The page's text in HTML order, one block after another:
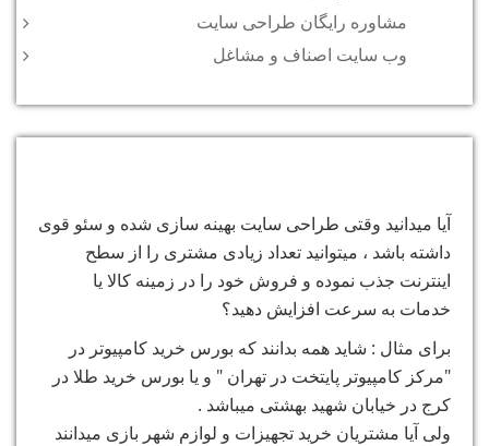
مشاوره رایگان طراحی سایت
وب سایت اصناف و مشاغل
آیا میدانید وقتی طراحی سایت بهینه سازی شده و سئو قوی
داشته باشد ، میتوانید تعداد زیادی مشتری را از سطح
اینترنت جذب نموده و فروش خود را در زمینه کالا یا
خدمات به سرعت افزایش دهید؟
برای مثال : شاید همه بدانند که بورس خرید کامپیوتر در
"مرکز کامپیوتر پایتخت در تهران " و یا بورس خرید طلا در
کرج در خیابان شهید بهشتی میباشد .
ولی آیا مشتریان خرید تجهیزات و لوازم شهر بازی میدانند